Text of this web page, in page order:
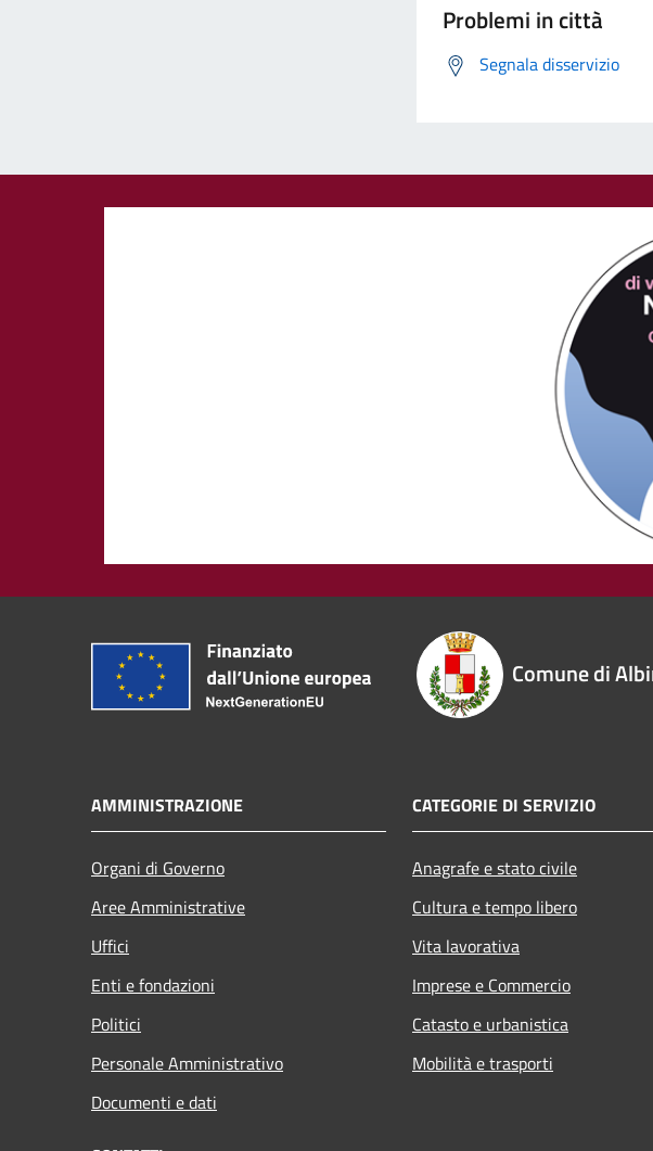
Problemi in città
Segnala disservizio
Comune di
AMMINISTRAZIONE
Organi di Governo
Aree Amministrative
Uffici
Enti e fondazioni
Politici
Personale Amministrativo
Documenti e dati
CATEGORIE DI SERVIZIO
Anagrafe e stato civile
Cultura e tempo libero
Vita lavorativa
Imprese e Commercio
Catasto e urbanistica
Mobilità e trasporti